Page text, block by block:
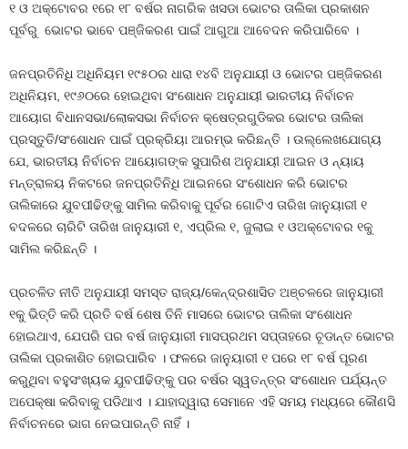
୧ ଓ ଅକ୍ଟୋବର ୧ରେ ୧୮ ବର୍ଷର ନାଗରିକ ଖସଡା ଭୋଟର ତାଲିକା ପ୍ରକାଶନ
ପୂର୍ବରୁ ଭୋଟର ଭାବେ ପଞ୍ଜିକରଣ ପାଇଁ ଆଗୁଆ ଆବେଦନ କରିପାରିବେ ।
ଜନପ୍ରତିନିଧି ଅଧିନିୟମ ୧୯୫୦ର ଧାରା ୧୪ବି ଅନୁଯାୟୀ ଓ ଭୋଟର ପଞ୍ଜିକରଣ
ଅଧିନିୟମ, ୧୯୬୦ରେ ହୋଇଥିବା ସଂଶୋଧନ ଅନୁଯାୟୀ ଭାରତୀୟ ନିର୍ବାଚନ
ଆୟୋଗ ବିଧାନସଭା/ଲୋକସଭା ନିର୍ବାଚନ କ୍ଷେତ୍ରଗୁଡିକର ଭୋଟର ତାଲିକା
ପ୍ରସ୍ତୁତି/ସଂଶୋଧନ ପାଇଁ ପ୍ରକ୍ରିୟା ଆରମ୍ଭ କରିଛନ୍ତି । ଉଲ୍ଲେଖଯୋଗ୍ୟ
ଯେ, ଭାରତୀୟ ନିର୍ବାଚନ ଆୟୋଗଙ୍କ ସୁପାରିଶ ଅନୁଯାୟୀ ଆଇନ ଓ ନ୍ୟାୟ
ମନ୍ତ୍ରାଳୟ ନିକଟରେ ଜନପ୍ରତିନିଧି ଆଇନରେ ସଂଶୋଧନ କରି ଭୋଟର
ତାଲିକାରେ ଯୁବପୀଢିଙ୍କୁ ସାମିଲ କରିବାକୁ ପୂର୍ବର ଗୋଟିଏ ତାରିଖ ଜାନୁୟାରୀ ୧
ବଦଳରେ ଚାରିଟି ତାରିଖ ଜାନୁୟାରୀ ୧, ଏପ୍ରିଲ ୧, ଜୁଲାଇ ୧ ଓଅକ୍ଟୋବର ୧କୁ
ସାମିଲ କରିଛନ୍ତି ।
ପ୍ରଚଳିତ ନୀତି ଅନୁଯାୟୀ ସମସ୍ତ ରାଜ୍ୟ/କେନ୍ଦ୍ରଶାସିତ ଅଞ୍ଚଳରେ ଜାନୁୟାରୀ
୧କୁ ଭିତ୍ତି କରି ପ୍ରତି ବର୍ଷ ଶେଷ ତିନି ମାସରେ ଭୋଟର ତାଲିକା ସଂଶୋଧନ
ହୋଇଥାଏ, ଯେପରି ପର ବର୍ଷ ଜାନୁୟାରୀ ମାସପ୍ରଥମ ସପ୍ତାହରେ ଚୂଡାନ୍ତ ଭୋଟର
ତାଲିକା ପ୍ରକାଶିତ ହୋଇପାରିବ । ଫଳରେ ଜାନୁୟାରୀ ୧ ପରେ ୧୮ ବର୍ଷ ପୂରଣ
କରୁଥିବା ବହୁସଂଖ୍ୟକ ଯୁବପୀଢିଙ୍କୁ ପର ବର୍ଷର ସ୍ୱତନ୍ତ୍ର ସଂଶୋଧନ ପର୍ଯ୍ୟନ୍ତ
ଅପେକ୍ଷା କରିବାକୁ ପଡିଥାଏ । ଯାହାଦ୍ୱାରା ସେମାନେ ଏହି ସମୟ ମଧ୍ୟରେ କୌଣସି
ନିର୍ବାଚନରେ ଭାଗ ନେଇପାରନ୍ତି ନାହିଁ ।